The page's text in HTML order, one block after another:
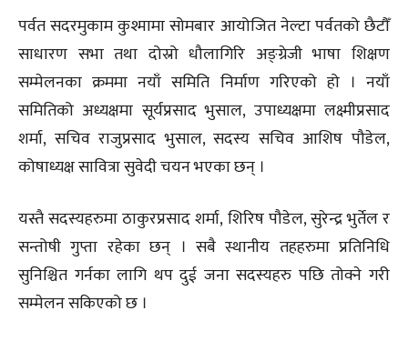
पर्वत सदरमुकाम कुश्मामा सोमबार आयोजित नेल्टा पर्वतको छैटौँ
साधारण सभा तथा दोस्रो धौलागिरि अङ्ग्रेजी भाषा शिक्षण
सम्मेलनका क्रममा नयाँ समिति निर्माण गरिएको हो । नयाँ
समितिको अध्यक्षमा सूर्यप्रसाद भुसाल, उपाध्यक्षमा लक्ष्मीप्रसाद
शर्मा, सचिव राजुप्रसाद भुसाल, सदस्य सचिव आशिष पौडेल,
कोषाध्यक्ष सावित्रा सुवेदी चयन भएका छन् ।
यस्तै सदस्यहरुमा ठाकुरप्रसाद शर्मा, शिरिष पौडेल, सुरेन्द्र भुर्तेल र
सन्तोषी गुप्ता रहेका छन् । सबै स्थानीय तहहरुमा प्रतिनिधि
सुनिश्चित गर्नका लागि थप दुई जना सदस्यहरु पछि तोक्ने गरी
सम्मेलन सकिएको छ ।